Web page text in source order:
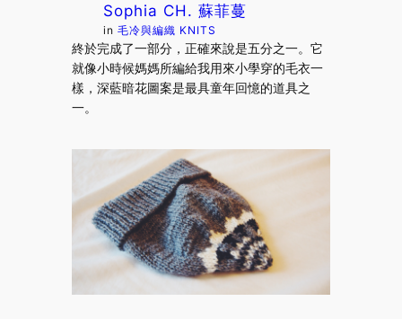
Sophia CH. 蘇菲蔓
in毛冷與編織 KNITS
終於完成了一部分，正確來說是五分之一。它
就像小時候媽媽所編給我用來小學穿的毛衣一
樣，深藍暗花圖案是最具童年回憶的道具之
一。